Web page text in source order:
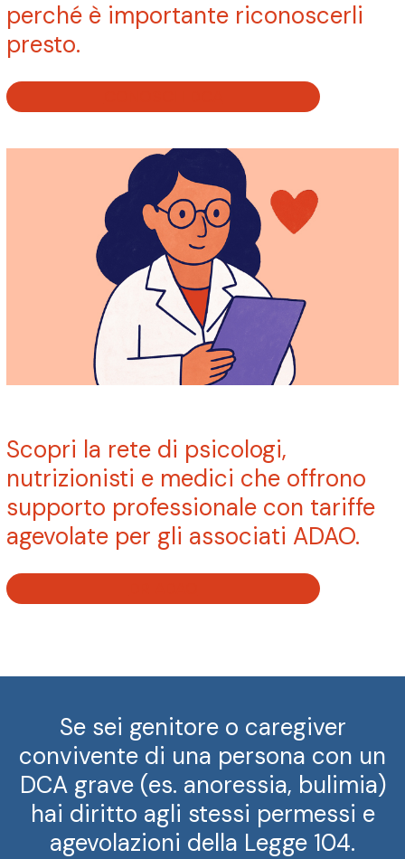
perché è importante riconoscerli
presto.
Scopri la rete di psicologi,
nutrizionisti e medici che offrono
supporto professionale con tariffe
agevolate per gli associati ADAO.
Se sei genitore o caregiver
convivente di una persona con un
DCA grave (es. anoressia, bulimia)
hai diritto agli stessi permessi e
agevolazioni della Legge 104.